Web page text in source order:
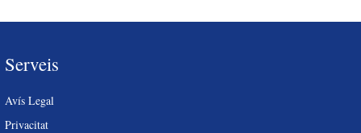
Serveis
Avís Legal
Privacitat